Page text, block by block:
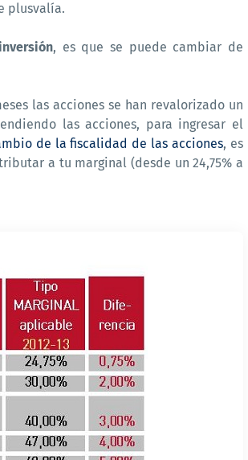
plusvalía.
, es que se puede cambiar de
las acciones se han revalorizado un
las acciones, para ingresar el
de la fiscalidad de las acciones, es
a tu marginal (desde un 24,75% a